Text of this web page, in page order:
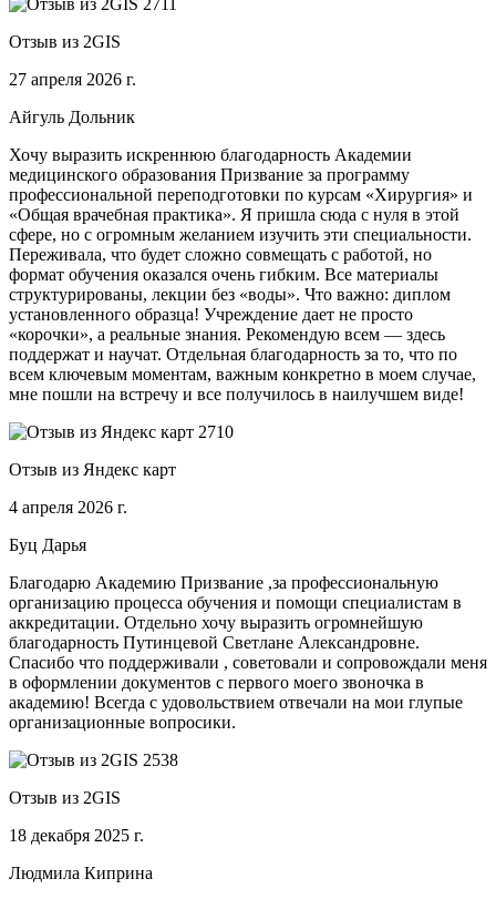
Отзыв из 2GIS
27 апреля 2026 г.
Айгуль Дольник
Хочу выразить искреннюю благодарность Академии
медицинского образования Призвание за программу
профессиональной переподготовки по курсам «Хирургия» и
«Общая врачебная практика». Я пришла сюда с нуля в этой
сфере, но с огромным желанием изучить эти специальности.
Переживала, что будет сложно совмещать с работой, но
формат обучения оказался очень гибким. Все материалы
структурированы, лекции без «воды». Что важно: диплом
установленного образца! Учреждение дает не просто
«корочки», а реальные знания. Рекомендую всем — здесь
поддержат и научат. Отдельная благодарность за то, что по
всем ключевым моментам, важным конкретно в моем случае,
мне пошли на встречу и все получилось в наилучшем виде!
Отзыв из Яндекс карт
4 апреля 2026 г.
Буц Дарья
Благодарю Академию Призвание ,за профессиональную
организацию процесса обучения и помощи специалистам в
аккредитации. Отдельно хочу выразить огромнейшую
благодарность Путинцевой Светлане Александровне.
Спасибо что поддерживали , советовали и сопровождали меня
в оформлении документов с первого моего звоночка в
академию! Всегда с удовольствием отвечали на мои глупые
организационные вопросики.
Отзыв из 2GIS
18 декабря 2025 г.
Людмила Киприна